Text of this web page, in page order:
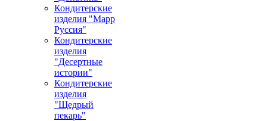
Кондитерские
изделия "Марр
Руссия"
Кондитерские
изделия
"Десертные
истории"
Кондитерские
изделия
"Щедрый
пекарь"